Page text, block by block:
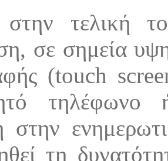
τελική
σε σημεία
(touch
τηλέφωνο
στην
τη